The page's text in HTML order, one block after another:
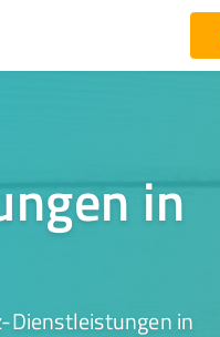
in
Dienstleistungen in